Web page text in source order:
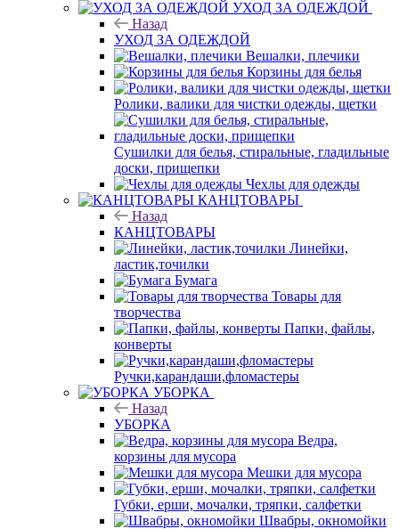
УХОД ЗА ОДЕЖДОЙ
Назад
УХОД ЗА ОДЕЖДОЙ
Вешалки, плечики
Корзины для белья
Ролики, валики для чистки одежды, щетки
Сушилки для белья, стиральные, гладильные
доски, прищепки
Чехлы для одежды
КАНЦТОВАРЫ
Назад
КАНЦТОВАРЫ
Линейки,
ластик,точилки
Бумага
Товары для
творчества
Папки, файлы,
конверты
Ручки,карандаши,фломастеры
УБОРКА
Назад
УБОРКА
Ведра,
корзины для мусора
Мешки для мусора
Губки, ерши, мочалки, тряпки, салфетки
Швабры, окномойки